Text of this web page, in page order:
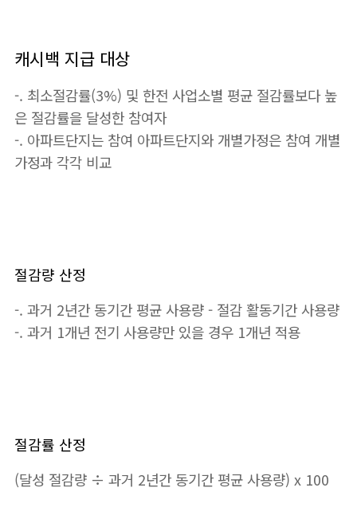
캐시백 지급 대상
-. 최소절감률(3%) 및 한전 사업소별 평균 절감률보다 높
은 절감률을 달성한 참여자
-. 아파트단지는 참여 아파트단지와 개별가정은 참여 개별
가정과 각각 비교
절감량 산정
-. 과거 2년간 동기간 평균 사용량 - 절감 활동기간 사용량
-. 과거 1개년 전기 사용량만 있을 경우 1개년 적용
절감률 산정
(달성 절감량 ÷ 과거 2년간 동기간 평균 사용량) x 100